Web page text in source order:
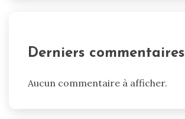
Derniers commentaires
Aucun commentaire à afficher.